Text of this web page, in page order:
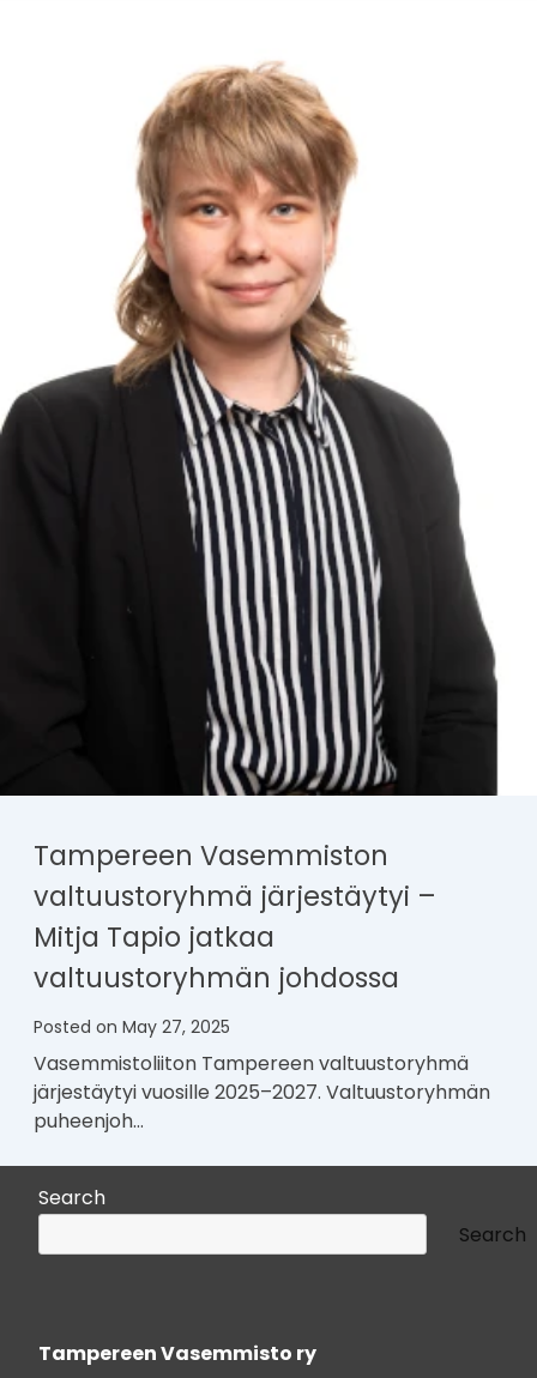
Tampereen Vasemmiston
valtuustoryhmä järjestäytyi –
Mitja Tapio jatkaa
valtuustoryhmän johdossa
Posted on May 27, 2025
Vasemmistoliiton Tampereen valtuustoryhmä
järjestäytyi vuosille 2025–2027. Valtuustoryhmän
puheenjoh…
Search
Search
Tampereen Vasemmisto ry